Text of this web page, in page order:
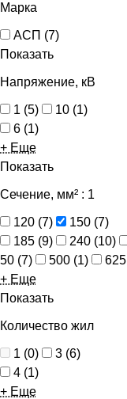
Марка
АСП (7)
Показать
Напряжение, кВ
1 (5) 10 (1)
6 (1)
+ Еще
Показать
Сечение, мм² : 1
120 (7) 150 (7)
185 (9) 240 (10)
50 (7) 500 (1) 625
+ Еще
Показать
Количество жил
1 (0) 3 (6)
4 (1)
+ Еще